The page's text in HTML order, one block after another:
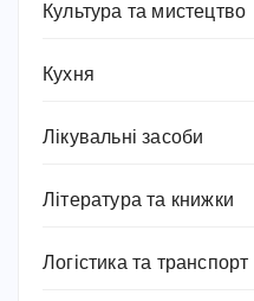
Культура та мистецтво
Кухня
Лікувальні засоби
Література та книжки
Логістика та транспорт